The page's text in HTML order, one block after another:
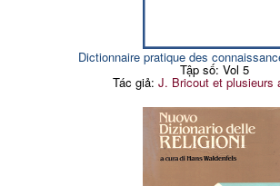
Dictionnaire pratique des
Tập số: Vol 5
Tác giả:J. Bricout et plusieurs